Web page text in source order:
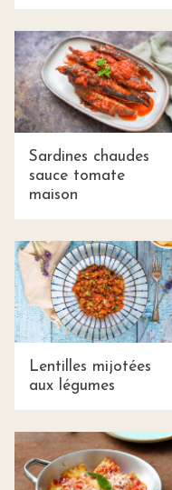
Sardines chaudes
sauce tomate
maison
Lentilles mijotées
aux légumes